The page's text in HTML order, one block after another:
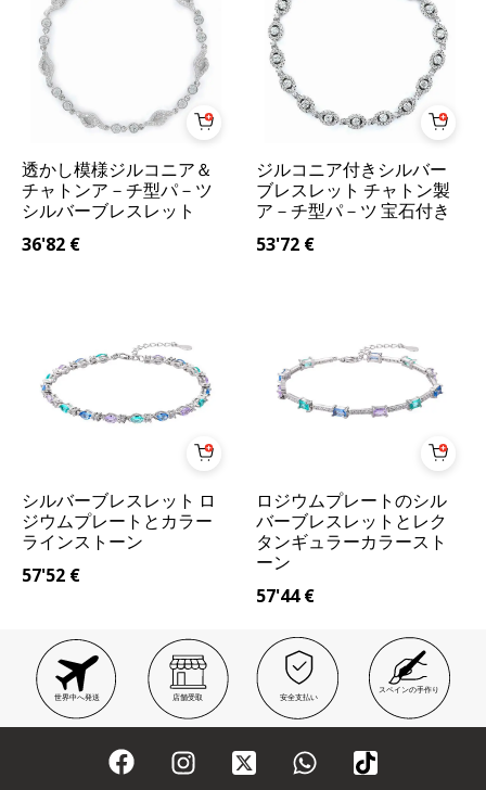
透かし模様ジルコニア＆
チャトンア－チ型パ－ツ
シルバーブレスレット
36'82 €
ジルコニア付きシルバー
ブレスレット チャトン製
ア－チ型パ－ツ 宝石付き
53'72 €
シルバーブレスレット ロ
ジウムプレートとカラー
ラインストーン
57'52 €
ロジウムプレートのシル
バーブレスレットとレク
タンギュラーカラースト
ーン
57'44€
世界中へ発送 店舗受取 安全支払い
スペインの手作り